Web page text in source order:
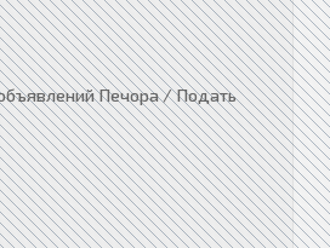
Печора / Подать